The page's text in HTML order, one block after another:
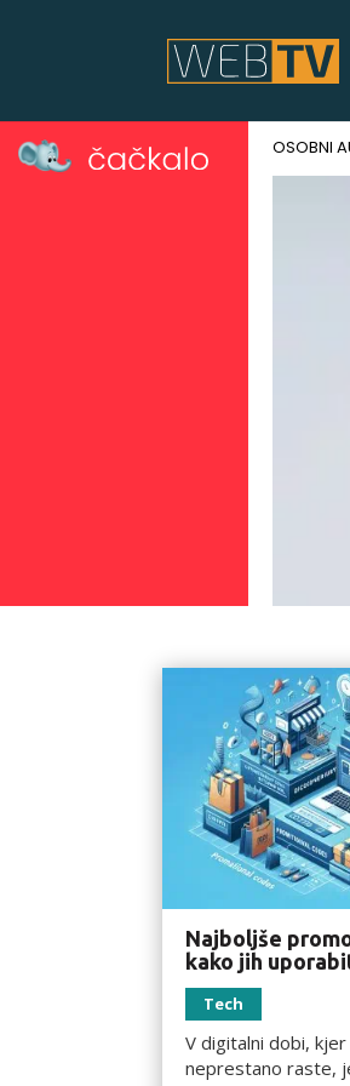
Najboljše
kako jih
Tech
V digitalni dobi,
neprestano raste,